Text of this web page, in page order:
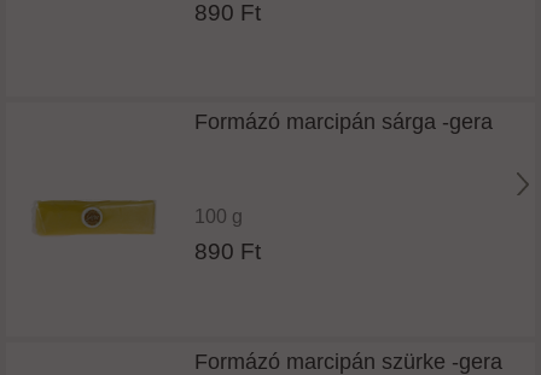
890 Ft
Formázó marcipán sárga -gera
100 g
890 Ft
Formázó marcipán szürke -gera